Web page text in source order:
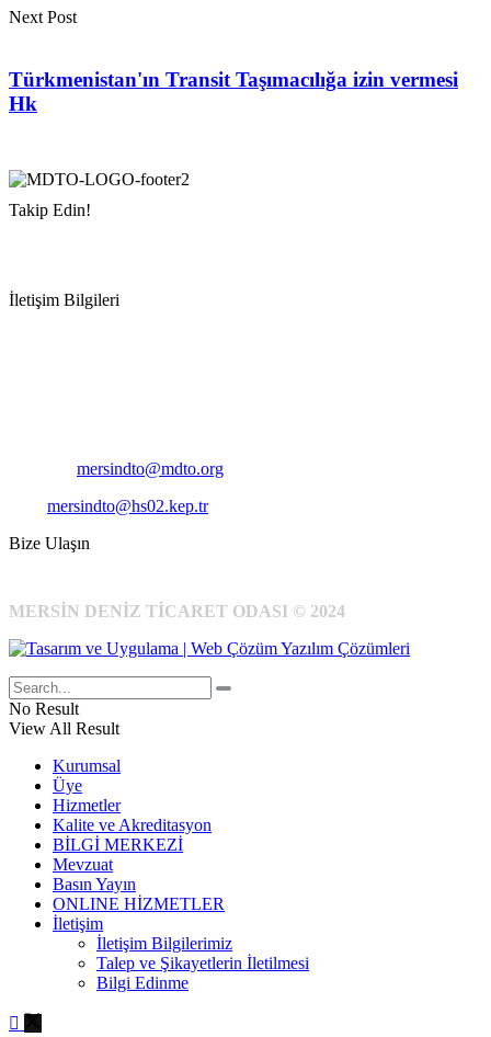
Next Post
Türkmenistan'ın Transit Taşımacılığa izin vermesi
Hk
Takip Edin!
İletişim Bilgileri
mersindto@mdto.org
mersindto@hs02.kep.tr
Bize Ulaşın
MERSİN DENİZ TİCARET ODASI © 2024
No Result
View All Result
Kurumsal
Üye
Hizmetler
Kalite ve Akreditasyon
BİLGİ MERKEZİ
Mevzuat
Basın Yayın
ONLINE HİZMETLER
İletişim
İletişim Bilgilerimiz
Talep ve Şikayetlerin İletilmesi
Bilgi Edinme